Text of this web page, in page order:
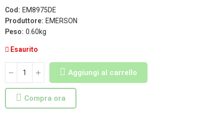
Cod: EM8975DE
Produttore: EMERSON
Peso: 0.60kg
Esaurito
Aggiungi al carrello
Compra ora